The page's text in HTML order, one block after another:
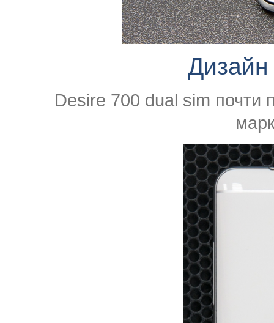
Дизайн
Desire 700 dual sim почти